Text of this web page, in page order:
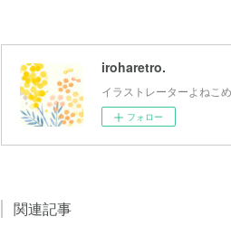
iroharetro.
イラストレーターよねこ
フォロー
関連記事